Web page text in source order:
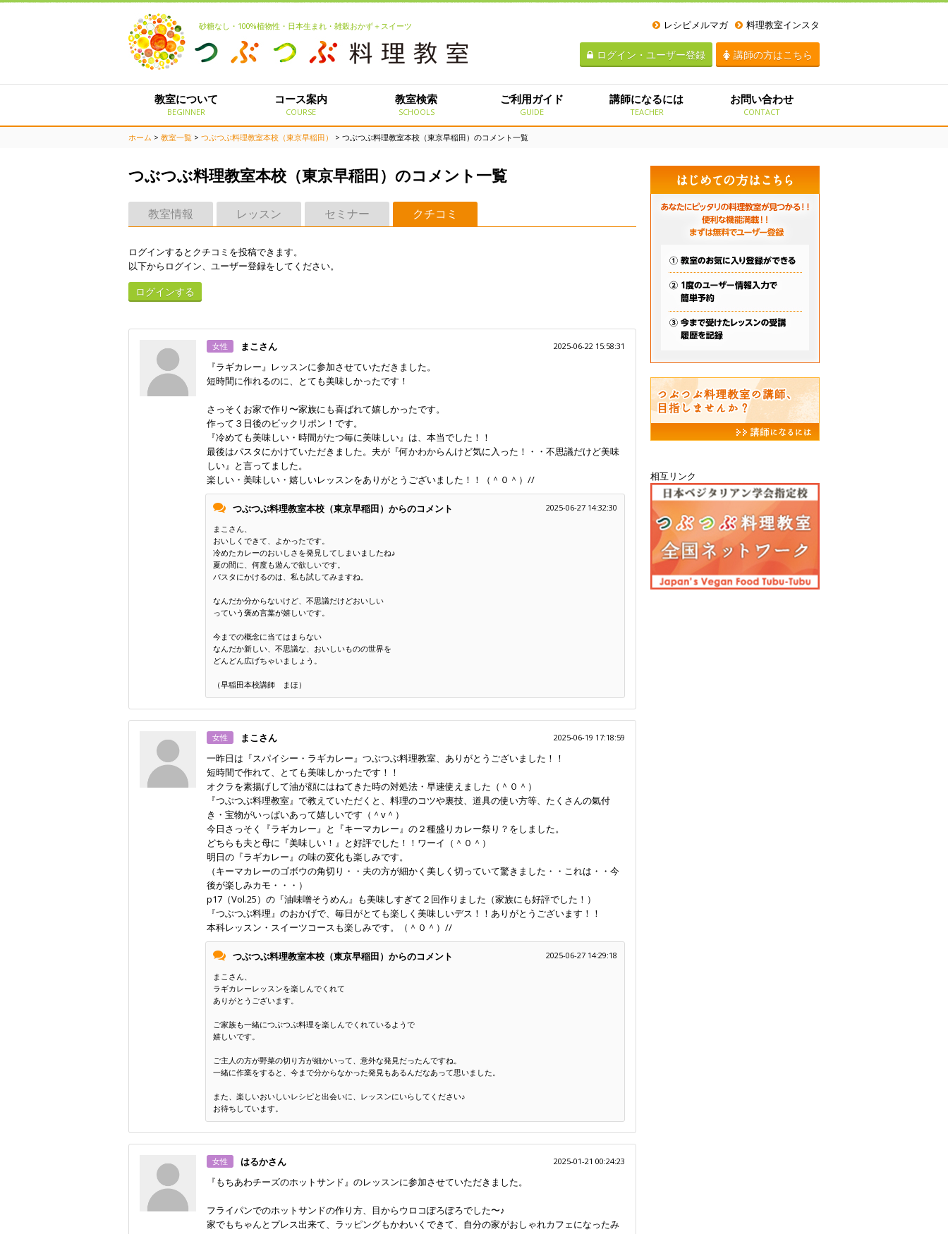
砂糖なし・100%植物性・日本生まれ・雑穀おかず＋スイーツ レシピメルマガ 料理教室インスタ
ログイン・ユーザー登録 講師の方はこちら
教室について
BEGINNER
コース案内
COURSE
教室検索
SCHOOLS
ご利用ガイド
GUIDE
講師になるには
TEACHER
お問い合わせ
CONTACT
ホーム > 教室一覧 > つぶつぶ料理教室本校（東京早稲田） > つぶつぶ料理教室本校（東京早稲田）のコメント一覧
つぶつぶ料理教室本校（東京早稲田）のコメント一覧
教室情報 レッスン セミナー クチコミ
ログインするとクチコミを投稿できます。
以下からログイン、ユーザー登録をしてください。
ログインする
女性 まこさん 2025-06-22 15:58:31
『ラギカレー』レッスンに参加させていただきました。
短時間に作れるのに、とても美味しかったです！
さっそくお家で作り〜家族にも喜ばれて嬉しかったです。
作って３日後のビックリポン！です。
『冷めても美味しい・時間がたつ毎に美味しい』は、本当でした！！
最後はパスタにかけていただきました。夫が『何かわからんけど気に入った！・・不思議だけど美味
しい』と言ってました。
楽しい・美味しい・嬉しいレッスンをありがとうございました！！（＾０＾）//
つぶつぶ料理教室本校（東京早稲田）からのコメント
2025-06-27 14:32:30
まこさん、
おいしくできて、よかったです。
冷めたカレーのおいしさを発見してしまいましたね♪
夏の間に、何度も遊んで欲しいです。
パスタにかけるのは、私も試してみますね。
なんだか分からないけど、不思議だけどおいしい
っていう褒め言葉が嬉しいです。
今までの概念に当てはまらない
なんだか新しい、不思議な、おいしいものの世界を
どんどん広げちゃいましょう。
（早稲田本校講師 まほ）
女性 まこさん 2025-06-19 17:18:59
一昨日は『スパイシー・ラギカレー』つぶつぶ料理教室、ありがとうございました！！
短時間で作れて、とても美味しかったです！！
オクラを素揚げして油が顔にはねてきた時の対処法・早速使えました（＾０＾）
『つぶつぶ料理教室』で教えていただくと、料理のコツや裏技、道具の使い方等、たくさんの氣付
き・宝物がいっぱいあって嬉しいです（＾v＾）
今日さっそく『ラギカレー』と『キーマカレー』の２種盛りカレー祭り？をしました。
どちらも夫と母に『美味しい！』と好評でした！！ワーイ（＾０＾）
明日の『ラギカレー』の味の変化も楽しみです。
（キーマカレーのゴボウの角切り・・夫の方が細かく美しく切っていて驚きました・・これは・・今
後が楽しみカモ・・・）
p17（Vol.25）の『油味噌そうめん』も美味しすぎて２回作りました（家族にも好評でした！）
『つぶつぶ料理』のおかげで、毎日がとても楽しく美味しいデス！！ありがとうございます！！
本科レッスン・スイーツコースも楽しみです。（＾０＾）//
つぶつぶ料理教室本校（東京早稲田）からのコメント
2025-06-27 14:29:18
まこさん、
ラギカレーレッスンを楽しんでくれて
ありがとうございます。
ご家族も一緒につぶつぶ料理を楽しんでくれているようで
嬉しいです。
ご主人の方が野菜の切り方が細かいって、意外な発見だったんですね。
一緒に作業をすると、今まで分からなかった発見もあるんだなあって思いました。
また、楽しいおいしいレシピと出会いに、レッスンにいらしてください♪
お待ちしています。
女性 はるかさん 2025-01-21 00:24:23
『もちあわチーズのホットサンド』のレッスンに参加させていただきました。
フライパンでのホットサンドの作り方、目からウロコぽろぽろでした〜♪
家でもちゃんとプレス出来て、ラッピングもかわいくできて、自分の家がおしゃれカフェになったみ
相互リンク